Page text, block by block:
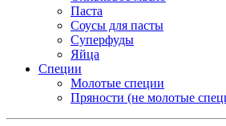
Паста
Соусы для пасты
Суперфуды
Яйца
Специи
Молотые специи
Пряности (не молотые